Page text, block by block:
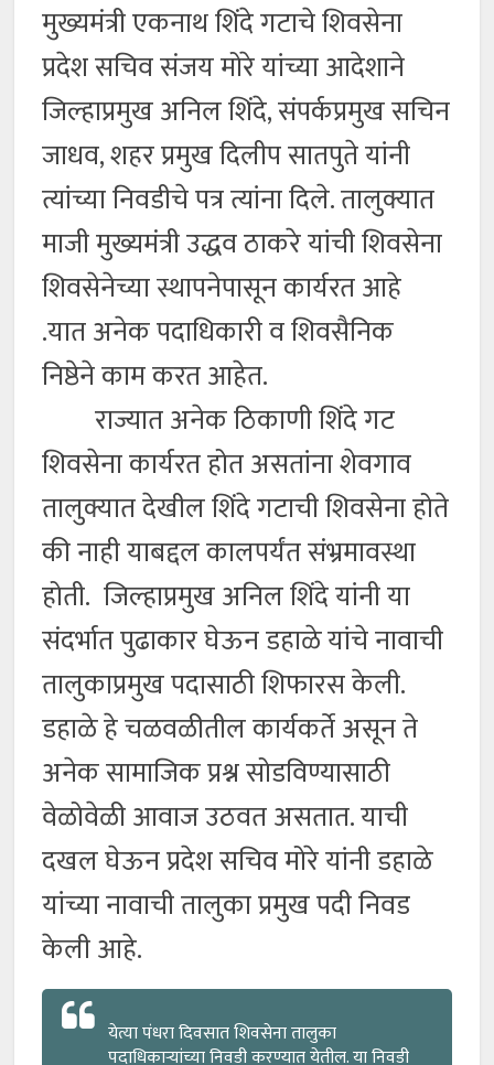
मुख्यमंत्री एकनाथ शिंदे गटाचे शिवसेना
प्रदेश सचिव संजय मोरे यांच्या आदेशाने
जिल्हाप्रमुख अनिल शिंदे, संपर्कप्रमुख सचिन
जाधव, शहर प्रमुख दिलीप सातपुते यांनी
त्यांच्या निवडीचे पत्र त्यांना दिले. तालुक्यात
माजी मुख्यमंत्री उद्धव ठाकरे यांची शिवसेना
शिवसेनेच्या स्थापनेपासून कार्यरत आहे
.यात अनेक पदाधिकारी व शिवसैनिक
निष्ठेने काम करत आहेत.
राज्यात अनेक ठिकाणी शिंदे गट
शिवसेना कार्यरत होत असतांना शेवगाव
तालुक्यात देखील शिंदे गटाची शिवसेना होते
की नाही याबद्दल कालपर्यंत संभ्रमावस्था
होती. जिल्हाप्रमुख अनिल शिंदे यांनी या
संदर्भात पुढाकार घेऊन डहाळे यांचे नावाची
तालुकाप्रमुख पदासाठी शिफारस केली.
डहाळे हे चळवळीतील कार्यकर्ते असून ते
अनेक सामाजिक प्रश्न सोडविण्यासाठी
वेळोवेळी आवाज उठवत असतात. याची
दखल घेऊन प्रदेश सचिव मोरे यांनी डहाळे
यांच्या नावाची तालुका प्रमुख पदी निवड
केली आहे.
येत्या पंधरा दिवसात शिवसेना तालुका
पदाधिकाऱ्यांच्या निवडी करण्यात येतील. या निवडी